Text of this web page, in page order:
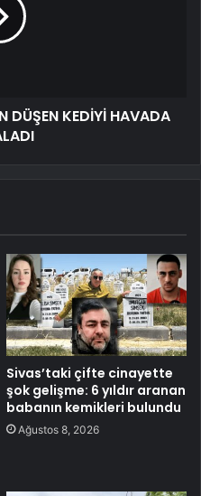
DÜŞEN KEDİYİ HAVADA
Sivas’taki çifte cinayette
şok gelişme: 6 yıldır aranan
babanın kemikleri bulundu
Ağustos 8, 2026